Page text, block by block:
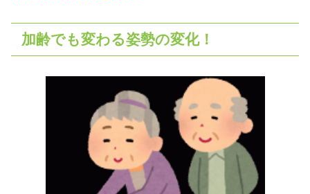
加齢でも変わる姿勢の変化！